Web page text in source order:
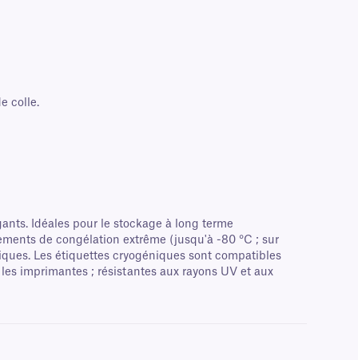
colle.
Idéales pour le stockage à long terme
de congélation extrême (jusqu'à -80 °C ; sur
Les étiquettes cryogéniques sont compatibles
imprimantes ; résistantes aux rayons UV et aux